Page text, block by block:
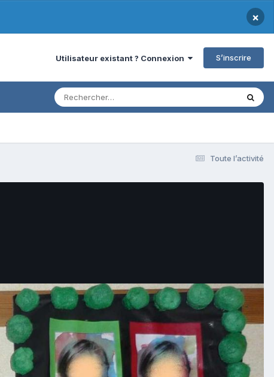
×
Utilisateur existant ? Connexion S’inscrire
Toute l’activité